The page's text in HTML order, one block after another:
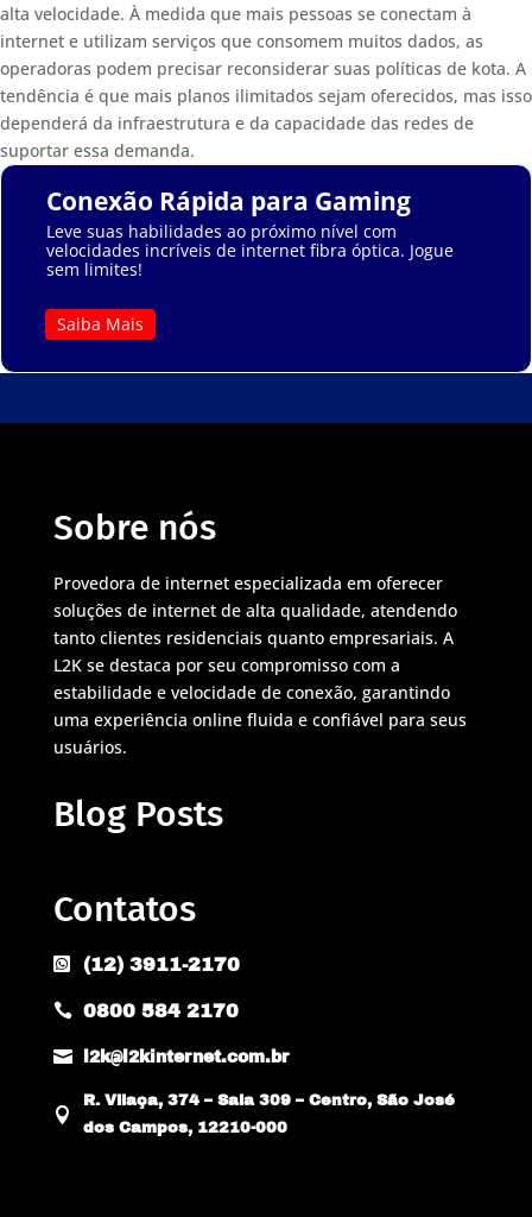
alta velocidade. À medida que mais pessoas se conectam à
internet e utilizam serviços que consomem muitos dados, as
operadoras podem precisar reconsiderar suas políticas de kota. A
tendência é que mais planos ilimitados sejam oferecidos, mas isso
dependerá da infraestrutura e da capacidade das redes de
suportar essa demanda.
Conexão Rápida para Gaming
Leve suas habilidades ao próximo nível com
velocidades incríveis de internet fibra óptica. Jogue
sem limites!
Saiba Mais
Sobre nós
Provedora de internet especializada em oferecer
soluções de internet de alta qualidade, atendendo
tanto clientes residenciais quanto empresariais. A
L2K se destaca por seu compromisso com a
estabilidade e velocidade de conexão, garantindo
uma experiência online fluida e confiável para seus
usuários.
Blog Posts
Contatos
 (12) 3911-2170
 0800 584 2170
 l2k@l2kinternet.com.br

R. Vilaça, 374 – Sala 309 – Centro, São José
dos Campos, 12210-000